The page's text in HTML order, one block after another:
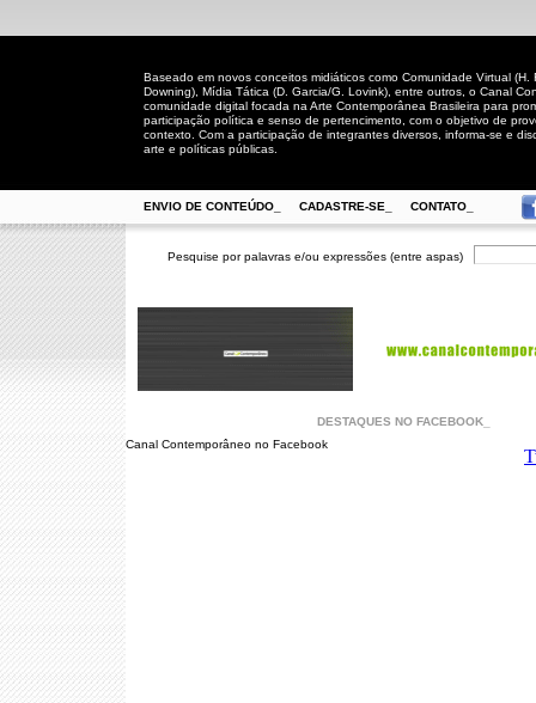
Baseado em novos conceitos midiáticos como Comunidade Virtual (H.
Downing), Mídia Tática (D. Garcia/G. Lovink), entre outros, o Canal
comunidade digital focada na Arte Contemporânea Brasileira para
participação política e senso de pertencimento, com o objetivo de
contexto. Com a participação de integrantes diversos, informa-se e
arte e políticas públicas.
ENVIO DE CONTEÚDO_ CADASTRE-SE_ CONTATO_
Pesquise por palavras e/ou expressões (entre aspas)
DESTAQUES NO FACEBOOK_
Canal Contemporâneo no Facebook